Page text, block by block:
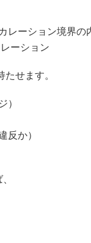
レーション境界
ーション
たせます。
）
反か）